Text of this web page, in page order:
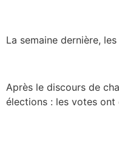
La semaine dernière,
Après le discours de
élections : les votes